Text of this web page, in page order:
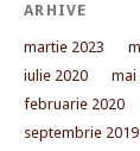
ARHIVE
martie 2023
iulie 2020
mai
februarie 2020
septembrie 2019